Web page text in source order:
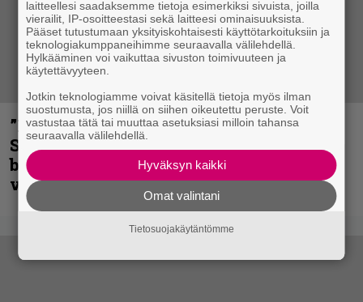
”He ovat tuoneet soittoon jotain uutta” –
Sepulturan Andreas Kisser nimeää
bändin, jonka riffit ovat tehneet
vaikutuksen
laitteellesi saadaksemme tietoja esimerkiksi sivuista, joilla
vierailit, IP-osoitteestasi sekä laitteesi ominaisuuksista.
Pääset tutustumaan yksityiskohtaisesti käyttötarkoituksiin ja
teknologiakumppaneihimme seuraavalla välilehdellä.
Hylkääminen voi vaikuttaa sivuston toimivuuteen ja
käytettävyyteen.
Jotkin teknologiamme voivat käsitellä tietoja myös ilman
suostumusta, jos niillä on siihen oikeutettu peruste. Voit
vastustaa tätä tai muuttaa asetuksiasi milloin tahansa
seuraavalla välilehdellä.
Hyväksyn kaikki
Omat valintani
Tietosuojakäytäntömme